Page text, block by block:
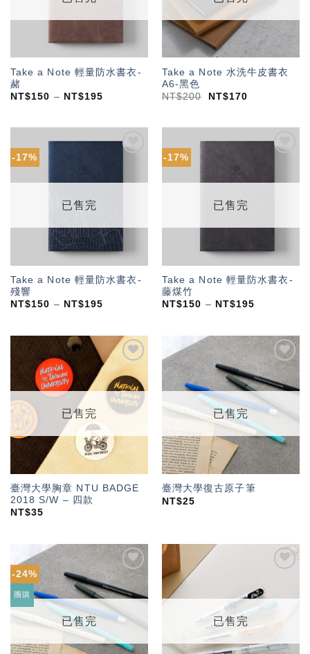
Take a Note 輕量防水書衣-
赭
NT$150 – NT$195
Take a Note 水洗牛皮書衣
A6-黑色
NT$200 NT$170
-17%
望輕
已售完
Take a Note 輕量防水書衣-
殘響
NT$150 – NT$195
-17%
望輕
已售完
Take a Note 輕量防水書衣-
藤煤竹
NT$150 – NT$195
加入
「願
望輕
單」
已售完
臺灣大學胸章 NTU BADGE
2018 S/W – 四款
NT$35
加入
「願
望輕
已售完
臺灣大學復古原子筆
NT$25
-24%
團購
加入
「願
望輕
已售完
望輕
單」
已售完